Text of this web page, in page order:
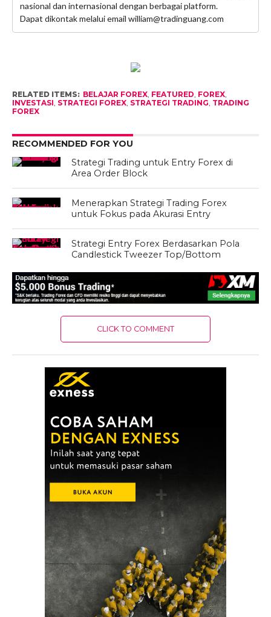
nasional dan internasional dengan berbagai platform.
Dapat dikontak melalui email william@tradinguang.com
RELATED ITEMS: BELAJAR FOREX, FEATURED, FOREX,
INVESTASI, STRATEGI FOREX, STRATEGI TRADING, TRADING
FOREX
RECOMMENDED FOR YOU
Strategi Trading untuk Entry Forex di
Area Order Block
Menerapkan Strategi Trading Forex
untuk Fokus pada Akurasi Entry
Strategi Entry Forex Berdasarkan Pola
Candlestick Tweezer Top/Bottom
CLICK TO COMMENT